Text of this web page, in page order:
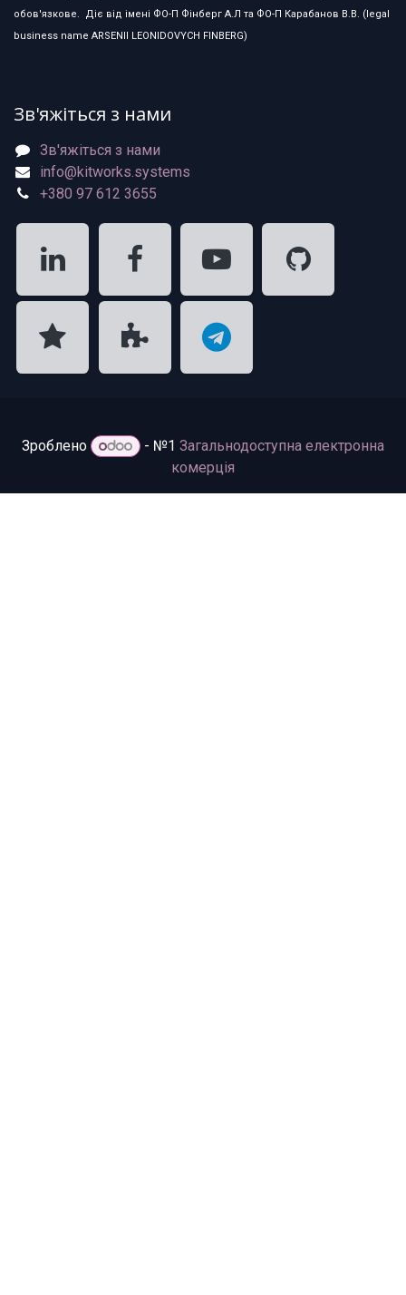
обов'язкове. Діє від імені ФО-П Фінберг А.Л та ФО-П Карабанов В.В. (legal
business name ARSENII LEONIDOVYCH FINBERG)
Зв'яжіться з нами
Зв'яжіться з нами
info@kitworks.systems
+380 97 612 3655
Зроблено - №1 Загальнодоступна електронна
комерція